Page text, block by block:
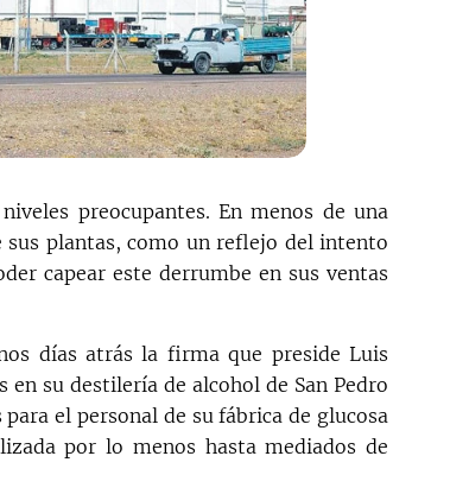
preocupantes. En menos de una
sus plantas, como un reflejo del intento
capear este derrumbe en sus ventas
días atrás la firma que preside Luis
en su destilería de alcohol de San Pedro
el personal de su fábrica de glucosa
por lo menos hasta mediados de